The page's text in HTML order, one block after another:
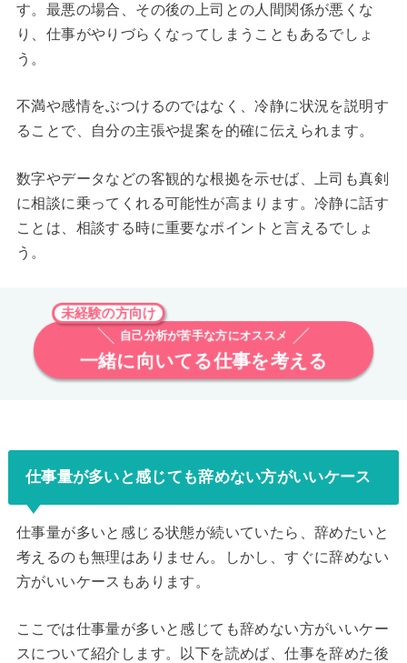
す。最悪の場合、その後の上司との人間関係が悪くな
り、仕事がやりづらくなってしまうこともあるでしょ
う。
不満や感情をぶつけるのではなく、冷静に状況を説明す
ることで、自分の主張や提案を的確に伝えられます。
数字やデータなどの客観的な根拠を示せば、上司も真剣
に相談に乗ってくれる可能性が高まります。冷静に話す
ことは、相談する時に重要なポイントと言えるでしょ
う。
未経験の方向け
自己分析が苦手な方にオススメ
一緒に向いてる仕事を考える
仕事量が多いと感じても辞めない方がいいケース
仕事量が多いと感じる状態が続いていたら、辞めたいと
考えるのも無理はありません。しかし、すぐに辞めない
方がいいケースもあります。
ここでは仕事量が多いと感じても辞めない方がいいケー
スについて紹介します。以下を読めば、仕事を辞めた後